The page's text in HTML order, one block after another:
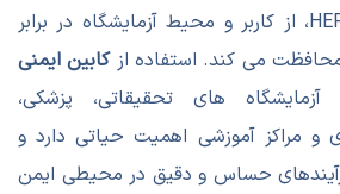
و فیلتر HEPA، از کاربر و محیط آزمایشگاه در برابر
محافظت می کند. استفاده ازکابین ایمنی
های تحقیقاتی، پزشکی،
و مراکز آموزشی اهمیت حیاتی دارد و
حساس و دقیق در محیطی ایمن